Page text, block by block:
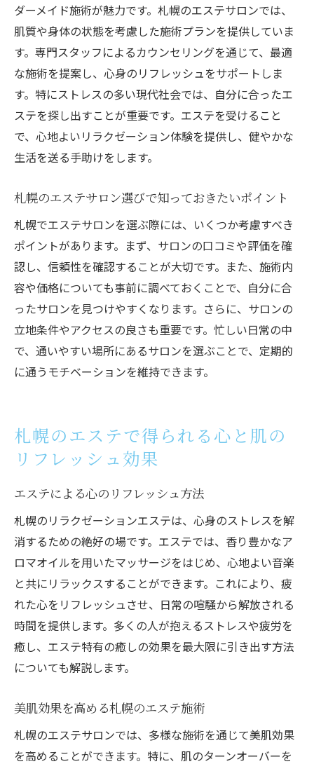
ダーメイド施術が魅力です。札幌のエステサロンでは、
肌質や身体の状態を考慮した施術プランを提供していま
す。専門スタッフによるカウンセリングを通じて、最適
な施術を提案し、心身のリフレッシュをサポートしま
す。特にストレスの多い現代社会では、自分に合ったエ
ステを探し出すことが重要です。エステを受けること
で、心地よいリラクゼーション体験を提供し、健やかな
生活を送る手助けをします。
札幌のエステサロン選びで知っておきたいポイント
札幌でエステサロンを選ぶ際には、いくつか考慮すべき
ポイントがあります。まず、サロンの口コミや評価を確
認し、信頼性を確認することが大切です。また、施術内
容や価格についても事前に調べておくことで、自分に合
ったサロンを見つけやすくなります。さらに、サロンの
立地条件やアクセスの良さも重要です。忙しい日常の中
で、通いやすい場所にあるサロンを選ぶことで、定期的
に通うモチベーションを維持できます。
札幌のエステで得られる心と肌の
リフレッシュ効果
エステによる心のリフレッシュ方法
札幌のリラクゼーションエステは、心身のストレスを解
消するための絶好の場です。エステでは、香り豊かなア
ロマオイルを用いたマッサージをはじめ、心地よい音楽
と共にリラックスすることができます。これにより、疲
れた心をリフレッシュさせ、日常の喧騒から解放される
時間を提供します。多くの人が抱えるストレスや疲労を
癒し、エステ特有の癒しの効果を最大限に引き出す方法
についても解説します。
美肌効果を高める札幌のエステ施術
札幌のエステサロンでは、多様な施術を通じて美肌効果
を高めることができます。特に、肌のターンオーバーを